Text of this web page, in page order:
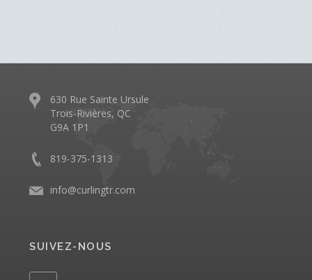
630 Rue Sainte Ursule
Trois-Rivières, QC
G9A 1P1
819-375-1313
info@curlingtr.com
SUIVEZ-NOUS